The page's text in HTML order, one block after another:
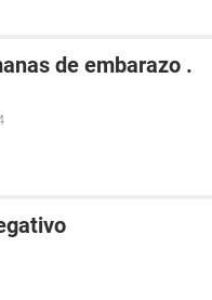
de embarazo .